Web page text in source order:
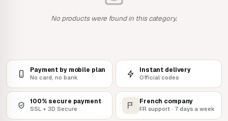
No products were found in this category.
Payment by mobile plan
No card, no bank
Instant delivery
Official codes
100% secure payment
SSL + 3D Secure
French company
FR support · 7 days a week